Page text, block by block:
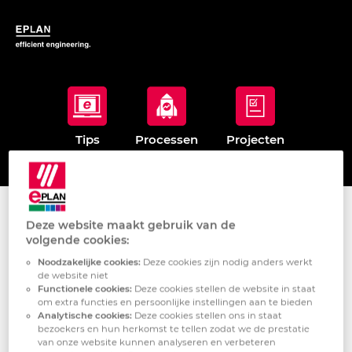
Tips Processen Projecten
HOME PROCESOPTIMALISATIE
Deze website maakt gebruik van de
volgende cookies:
Noodzakelijke cookies: Deze cookies zijn nodig anders werkt
de website niet
Functionele cookies: Deze cookies stellen de website in staat
om extra functies en persoonlijke instellingen aan te bieden
Analytische cookies: Deze cookies stellen ons in staat
bezoekers en hun herkomst te tellen zodat we de prestatie
van onze website kunnen analyseren en verbeteren